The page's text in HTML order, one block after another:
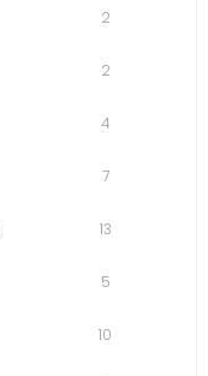
2
2
4
7
13
5
10